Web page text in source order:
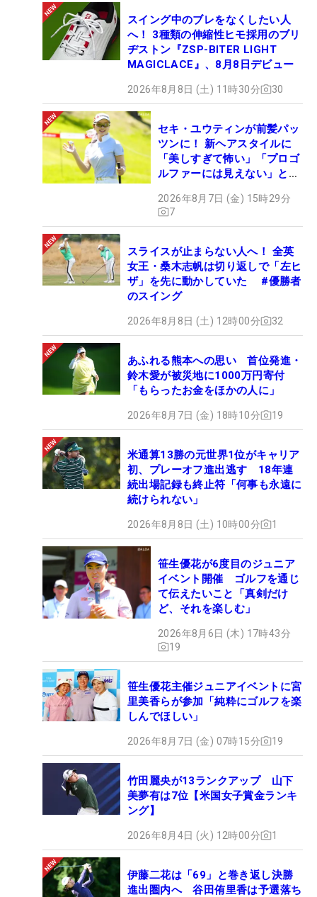
スイング中のブレをなくしたい人
へ！ 3種類の伸縮性ヒモ採用のブリ
ヂストン『ZSP-BITER LIGHT
MAGICLACE』、8月8日デビュー
2026年8月8日 (土) 11時30分 30
セキ・ユウティンが前髪パッ
ツンに！ 新ヘアスタイルに
「美しすぎて怖い」「プロゴ
ルファーには見えない」とコ
2026年8月7日 (金) 15時29分
7
スライスが止まらない人へ！ 全英
女王・桑木志帆は切り返しで「左ヒ
ザ」を先に動かしていた #優勝者
のスイング
2026年8月8日 (土) 12時00分 32
あふれる熊本への思い 首位発進・
鈴木愛が被災地に1000万円寄付
「もらったお金をほかの人に」
2026年8月7日 (金) 18時10分 19
米通算13勝の元世界1位がキャリア
初、プレーオフ進出逃す 18年連
続出場記録も終止符「何事も永遠に
続けられない」
2026年8月8日 (土) 10時00分 1
笹生優花が6度目のジュニア
イベント開催 ゴルフを通じ
て伝えたいこと「真剣だけ
ど、それを楽しむ」
2026年8月6日 (木) 17時43分
19
笹生優花主催ジュニアイベントに宮
里美香らが参加「純粋にゴルフを楽
しんでほしい」
2026年8月7日 (金) 07時15分 19
竹田麗央が13ランクアップ 山下
美夢有は7位【米国女子賞金ランキ
ング】
2026年8月4日 (火) 12時00分 1
伊藤二花は「69」と巻き返し決勝
進出圏内へ 谷田侑里香は予選落ち